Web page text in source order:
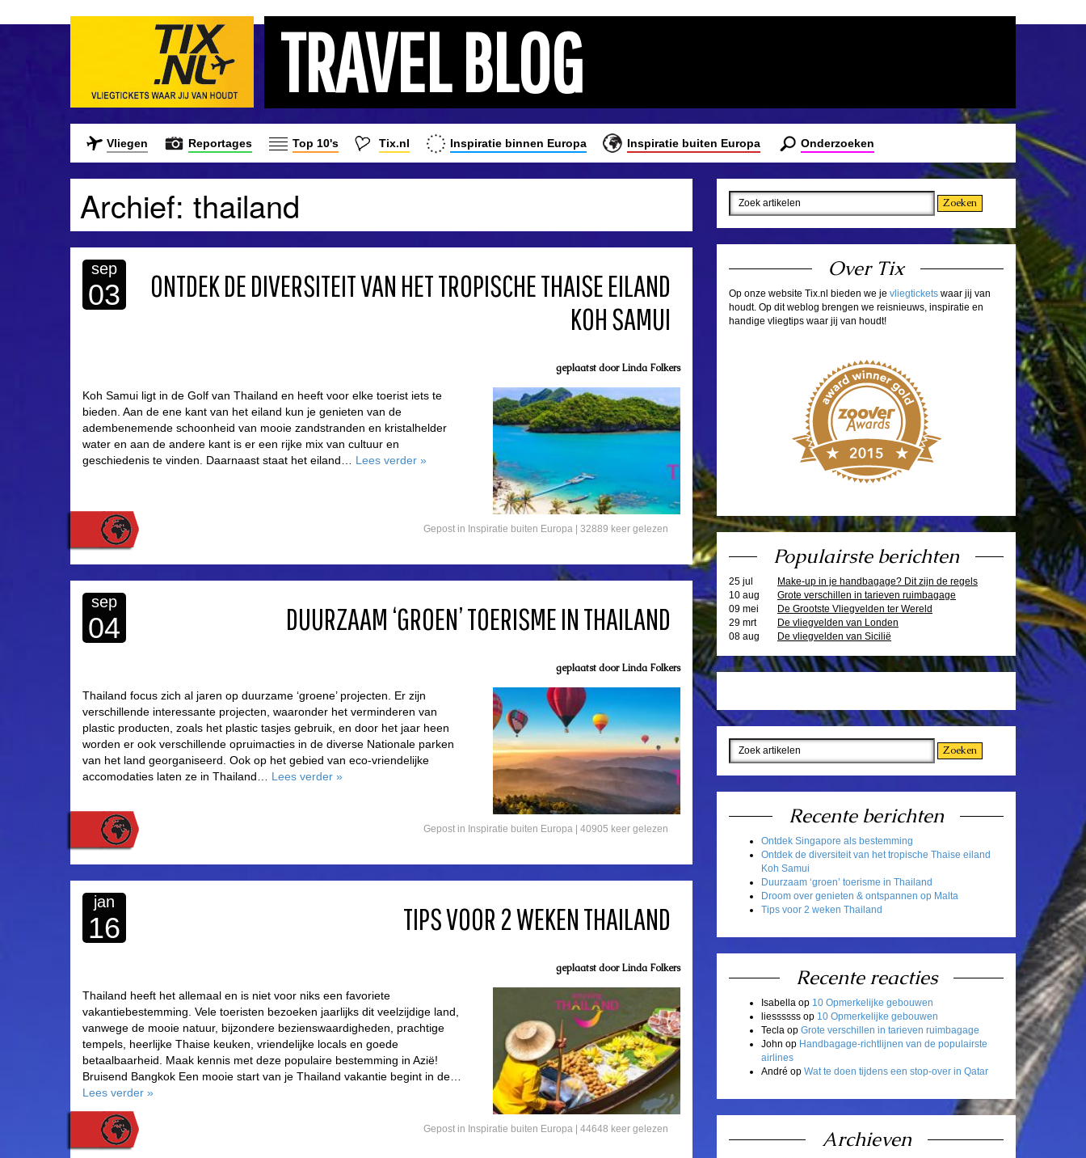
TRAVEL BLOG
Vliegen Reportages Top 10's Tix.nl Inspiratie binnen Europa Inspiratie buiten Europa Onderzoeken
Archief: thailand
sep
03
ONTDEK DE DIVERSITEIT VAN HET TROPISCHE THAISE EILAND
KOH SAMUI
geplaatst doorLinda Folkers
Koh Samui ligt in de Golf van Thailand en heeft voor elke toerist iets te
bieden. Aan de ene kant van het eiland kun je genieten van de
adembenemende schoonheid van mooie zandstranden en kristalhelder
water en aan de andere kant is er een rijke mix van cultuur en
geschiedenis te vinden. Daarnaast staat het eiland… Lees verder »
Gepost in Inspiratie buiten Europa | 32889 keer gelezen
sep
04 DUURZAAM ‘GROEN’ TOERISME IN THAILAND
geplaatst doorLinda Folkers
Thailand focus zich al jaren op duurzame ‘groene’ projecten. Er zijn
verschillende interessante projecten, waaronder het verminderen van
plastic producten, zoals het plastic tasjes gebruik, en door het jaar heen
worden er ook verschillende opruimacties in de diverse Nationale parken
van het land georganiseerd. Ook op het gebied van eco-vriendelijke
accomodaties laten ze in Thailand… Lees verder »
Gepost in Inspiratie buiten Europa | 40905 keer gelezen
jan
16 TIPS VOOR 2 WEKEN THAILAND
geplaatst doorLinda Folkers
Thailand heeft het allemaal en is niet voor niks een favoriete
vakantiebestemming. Vele toeristen bezoeken jaarlijks dit veelzijdige land,
vanwege de mooie natuur, bijzondere bezienswaardigheden, prachtige
tempels, heerlijke Thaise keuken, vriendelijke locals en goede
betaalbaarheid. Maak kennis met deze populaire bestemming in Azië!
Bruisend Bangkok Een mooie start van je Thailand vakantie begint in de…
Lees verder »
Gepost in Inspiratie buiten Europa | 44648 keer gelezen
Over Tix
Op onze website Tix.nl bieden we je vliegtickets waar jij van
houdt. Op dit weblog brengen we reisnieuws, inspiratie en
handige vliegtips waar jij van houdt!
Populairste berichten
25 jul
Make-up in je handbagage? Dit zijn de regels
10 aug
Grote verschillen in tarieven ruimbagage
09 mei
De Grootste Vliegvelden ter Wereld
29 mrt
De vliegvelden van Londen
08 aug
De vliegvelden van Sicilië
Recente berichten
Ontdek Singapore als bestemming
Ontdek de diversiteit van het tropische Thaise eiland
Koh Samui
Duurzaam ‘groen’ toerisme in Thailand
Droom over genieten & ontspannen op Malta
Tips voor 2 weken Thailand
Recente reacties
Isabella op 10 Opmerkelijke gebouwen
liessssss op 10 Opmerkelijke gebouwen
Tecla op Grote verschillen in tarieven ruimbagage
John op Handbagage-richtlijnen van de populairste
airlines
André op Wat te doen tijdens een stop-over in Qatar
Archieven